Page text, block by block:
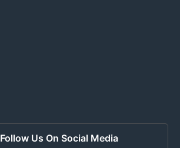
Follow Us On Social Media